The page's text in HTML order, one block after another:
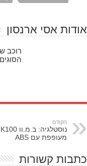
אודות אסי ארנסון
רוכב
הקודם
מעופפת עם ABS
כתבות קשורות